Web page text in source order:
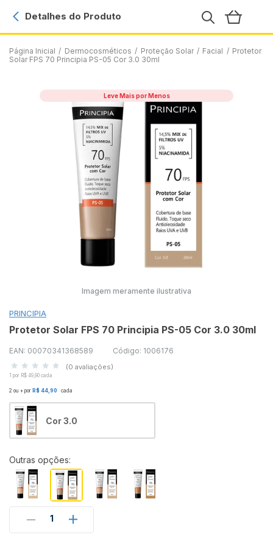
Página Inicial / Dermocosméticos / Proteção Solar / Facial / Protetor
Solar FPS 70 Principia PS-05 Cor 3.0 30ml
Detalhes do Produto
Leve Mais por Menos
Imagem meramente ilustrativa
PRINCIPIA
Protetor Solar FPS 70 Principia PS-05 Cor 3.0 30ml
EAN: 00070341368589 Código: 1006176
(0 avaliações)
1 por R$ 49,90 cada
2 ou + por R$ 44,90 cada
Cor 3.0
Outras opções:
1